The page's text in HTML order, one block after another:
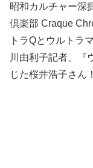
昭和カルチャー深
倶楽部 Craque
トラQとウルトラ
川由利子記者、『
じた桜井浩子さん！